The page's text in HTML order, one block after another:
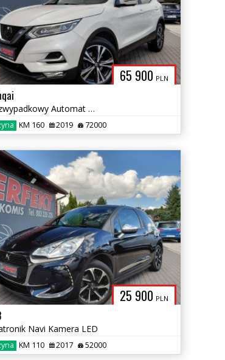
65 900 PLN
Salon Pl Bezwypadkowy Automat Navi Kamera Sensor Elektryka 2xPDC Alu
KM 160 2019 72000
25 900 PLN
Navi Kamera LED
KM 110 2017 52000